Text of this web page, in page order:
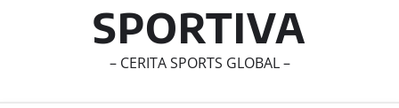
SPORTIVA
– CERITA SPORTS GLOBAL –